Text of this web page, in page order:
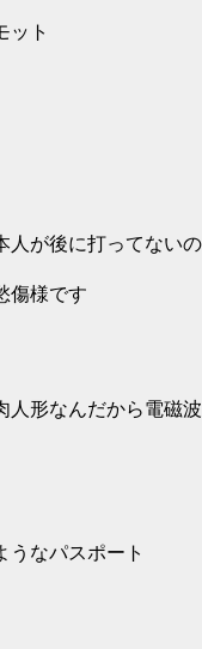
ット
人が後に打ってないの
傷様です
人形なんだから電磁波
うなパスポート